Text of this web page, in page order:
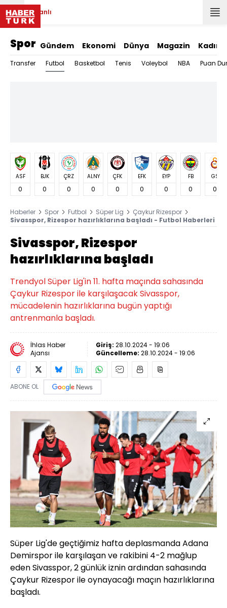
Canlı
Spor Gündem Ekonomi Dünya Magazin Kadın
Transfer Futbol Basketbol Tenis Voleybol NBA Puan
ASF
0
BJK
0
ÇRZ
0
ALNY
0
ÇFK
0
EFK
0
EYP
0
FB
0
GS
0
Haberler Spor Futbol Süper Lig
Çaykur Rizespor
Sivasspor, Rizespor hazırlıklarına başladı - Futbol Haberleri
Sivasspor, Rizespor
hazırlıklarına başladı
Trendyol Süper Lig'in 11. hafta maçında sahasında
Çaykur Rizespor ile karşılaşacak Sivasspor,
mücadelenin hazırlıklarına bugün yaptığı
antrenmanla başladı.
İhlas Haber
Ajansı
Giriş: 28.10.2024 - 19:06
Güncelleme: 28.10.2024 - 19:06
ABONE OL
Süper Lig'de geçtiğimiz hafta deplasmanda Adana
Demirspor ile karşılaşan ve rakibini 4-2 mağlup
eden Sivasspor, 2 günlük iznin ardından sahasında
Çaykur Rizespor ile oynayacağı maçın hazırlıklarına
başladı.